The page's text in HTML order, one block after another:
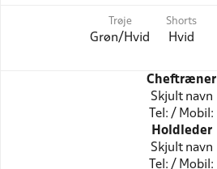
Trøje
Grøn/Hvid
Shorts
Hvid
Cheftræner
Skjult navn
Tel: / Mobil:
Holdleder
Skjult navn
Tel: / Mobil: